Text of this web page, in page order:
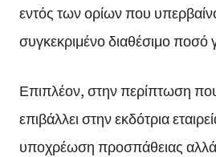
εντός των ορίων που
συγκεκριμένο διαθέσιμο ποσό
Επιπλέον, στην περίπτωση
επιβάλλει στην εκδότρια
υποχρέωση προσπάθειας